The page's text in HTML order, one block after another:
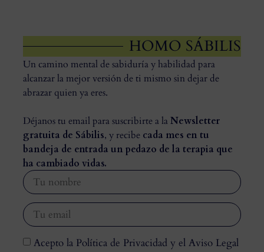
HOMO SÁBILIS
Un camino mental de sabiduría y habilidad para
alcanzar la mejor versión de ti mismo sin dejar de
abrazar quien ya eres.
Déjanos tu email para suscribirte a la Newsletter
gratuita de Sábilis, y recibe cada mes en tu
bandeja de entrada un pedazo de la terapia que
ha cambiado vidas.
Acepto la Política de Privacidad y el Aviso Legal